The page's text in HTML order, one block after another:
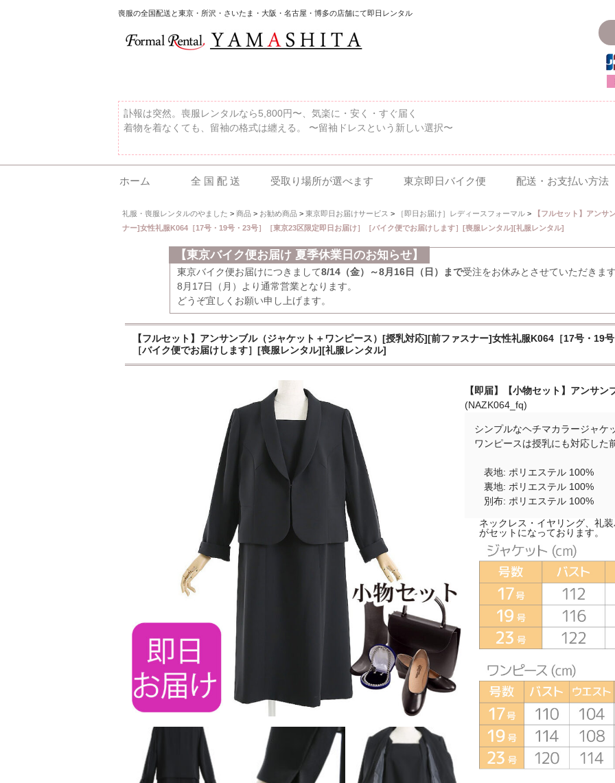
喪服の全国配送と東京・所沢・さいたま・大阪・名古屋・博多の店舗にて即日レンタル
訃報は突然。喪服レンタルなら5,800円〜、気楽に・安く・すぐ届く
着物を着なくても、留袖の格式は纏える。 〜留袖ドレスという新しい選択〜
ホーム 全 国 配 送 受取り場所が選べます 東京即日バイク便 配送・お支払い方法
礼服・喪服レンタルのやました > 商品> お勧め商品> 東京即日お届けサービス > ［即日お届け］レディースフォーマル>
【フルセット】アンサ
ナー]女性礼服K064［17号・19号・23号］［東京23区限定即日お届け］［バイク便でお届けします］[喪服レンタル][礼服レンタル]
【東京バイク便お届け 夏季休業日のお知らせ】
東京バイク便お届けにつきまして8/14（金）～8月16日（日）まで受注をお休みとさせていただきま
8月17日（月）より通常営業となります。
どうぞ宜しくお願い申し上げます。
【フルセット】アンサンブル（ジャケット＋ワンピース）[授乳対応][前ファスナー]女性礼服K064［17号・19
［バイク便でお届けします］[喪服レンタル][礼服レンタル]
【即届】【小物セット】アンサン
(NAZK064_fq)
シンプルなヘチマカラージャケ
ワンピースは授乳にも対応した
表地: ポリエステル 100%
裏地: ポリエステル 100%
別布: ポリエステル 100%
ネックレス・イヤリング、礼
がセットになっております。